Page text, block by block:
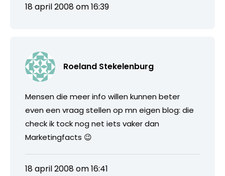
18 april 2008 om 16:39
Roeland Stekelenburg
Mensen die meer info willen kunnen beter
even een vraag stellen op mn eigen blog: die
check ik tock nog net iets vaker dan
Marketingfacts 😉
18 april 2008 om 16:41